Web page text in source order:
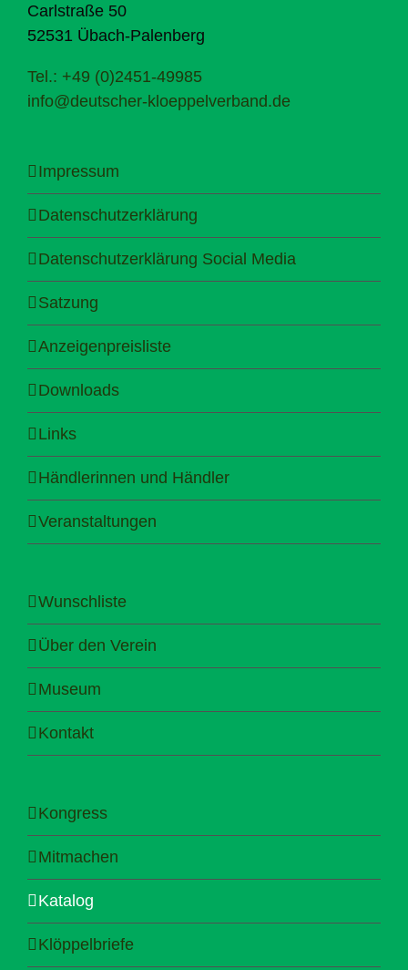
Carlstraße 50
52531 Übach-Palenberg
Tel.: +49 (0)2451-49985
info@deutscher-kloeppelverband.de
Impressum
Datenschutzerklärung
Datenschutzerklärung Social Media
Satzung
Anzeigenpreisliste
Downloads
Links
Händlerinnen und Händler
Veranstaltungen
Wunschliste
Über den Verein
Museum
Kontakt
Kongress
Mitmachen
Katalog
Klöppelbriefe